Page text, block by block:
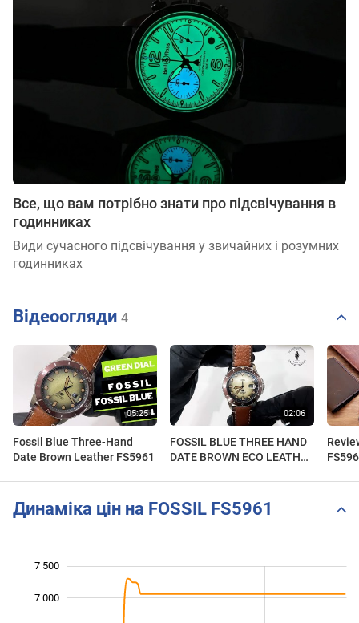
Все, що вам потрібно знати про підсвічування в
годинниках
Види сучасного підсвічування у звичайних і розумних
годинниках
Відеоогляди 4
Fossil Blue Three-Hand
Date Brown Leather FS5961
FOSSIL BLUE THREE HAND
DATE BROWN ECO LEATHER
Динаміка цін на FOSSIL FS5961
7 000
7 500